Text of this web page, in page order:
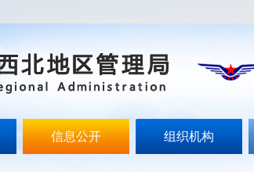
信息公开 组织机构